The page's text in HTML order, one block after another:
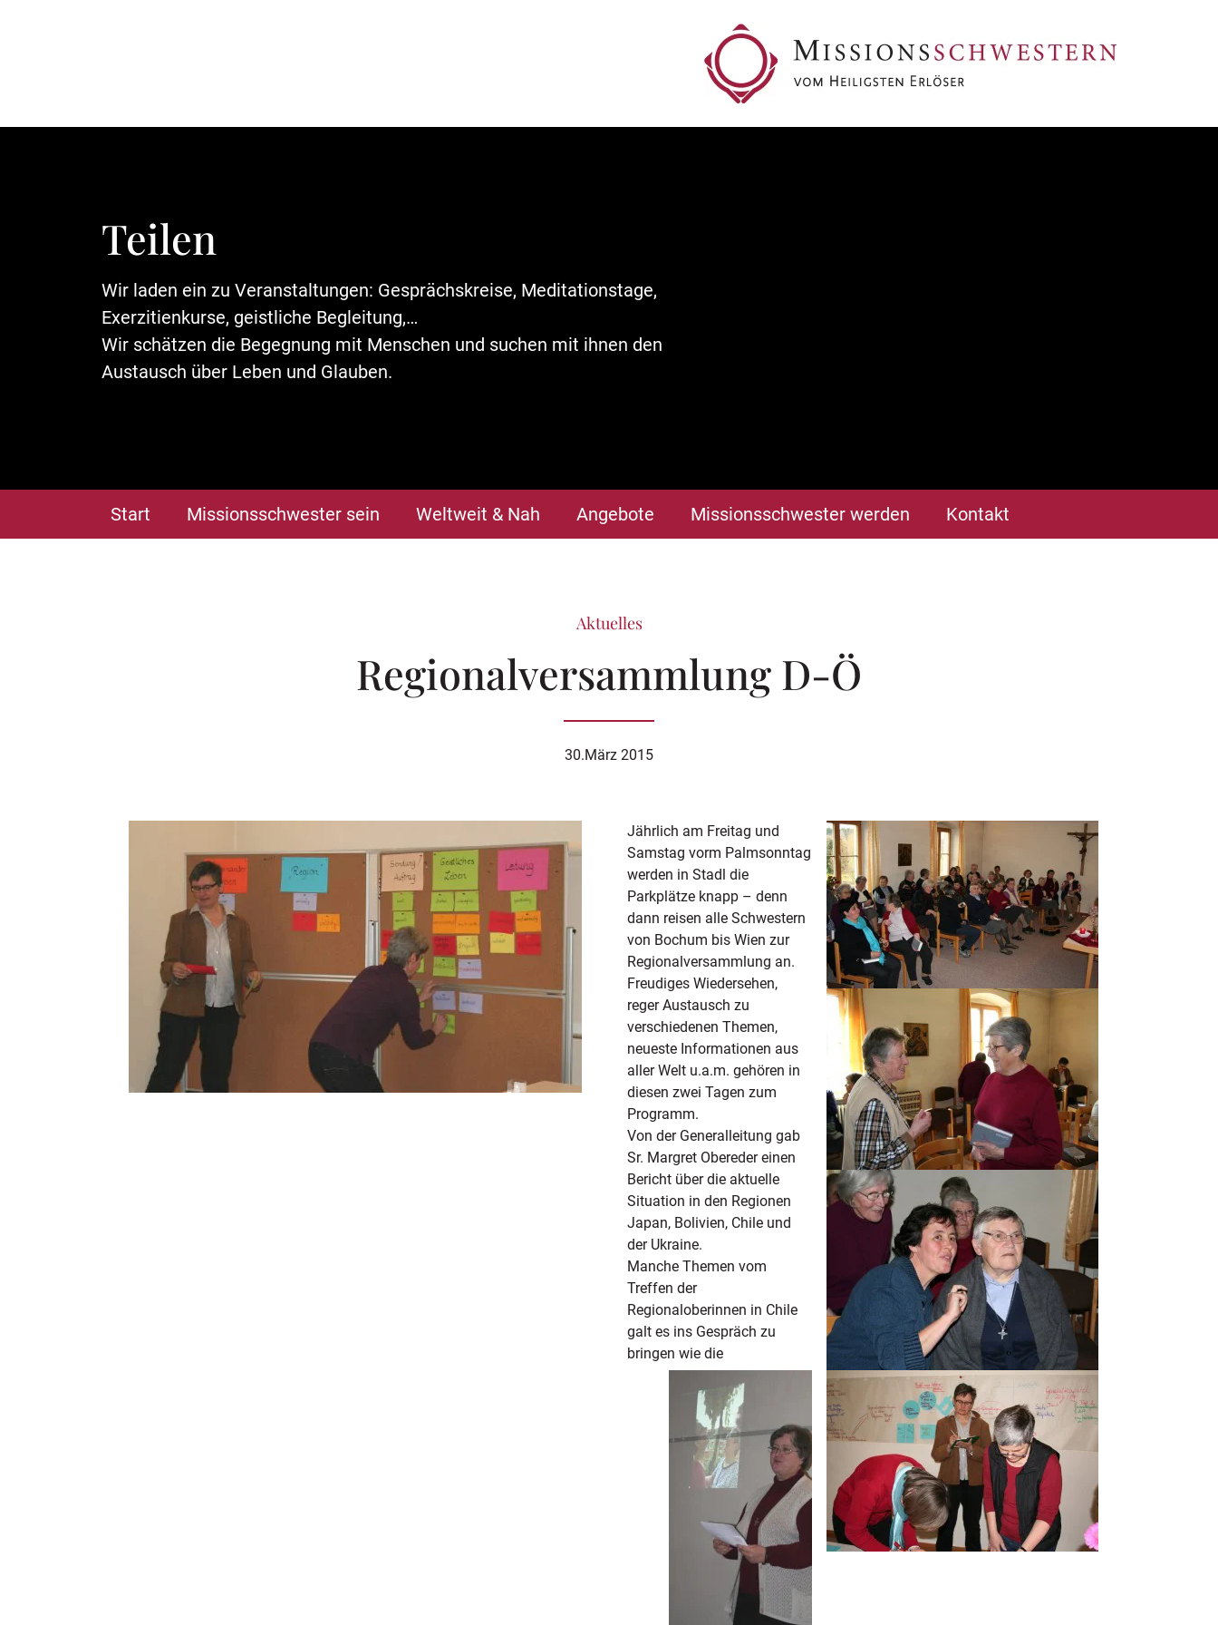
Teilen
Wir laden ein zu Veranstaltungen: Gesprächskreise, Meditationstage,
Exerzitienkurse, geistliche Begleitung,…
Wir schätzen die Begegnung mit Menschen und suchen mit ihnen den
Austausch über Leben und Glauben.
Start Missionsschwester sein Weltweit & Nah Angebote Missionsschwester werden Kontakt
Aktuelles
Regionalversammlung D-Ö
30.März 2015
Jährlich am Freitag und
Samstag vorm Palmsonntag
werden in Stadl die
Parkplätze knapp – denn
dann reisen alle Schwestern
von Bochum bis Wien zur
Regionalversammlung an.
Freudiges Wiedersehen,
reger Austausch zu
verschiedenen Themen,
neueste Informationen aus
aller Welt u.a.m. gehören in
diesen zwei Tagen zum
Programm.
Von der Generalleitung gab
Sr. Margret Obereder einen
Bericht über die aktuelle
Situation in den Regionen
Japan, Bolivien, Chile und
der Ukraine.
Manche Themen vom
Treffen der
Regionaloberinnen in Chile
galt es ins Gespräch zu
bringen wie die